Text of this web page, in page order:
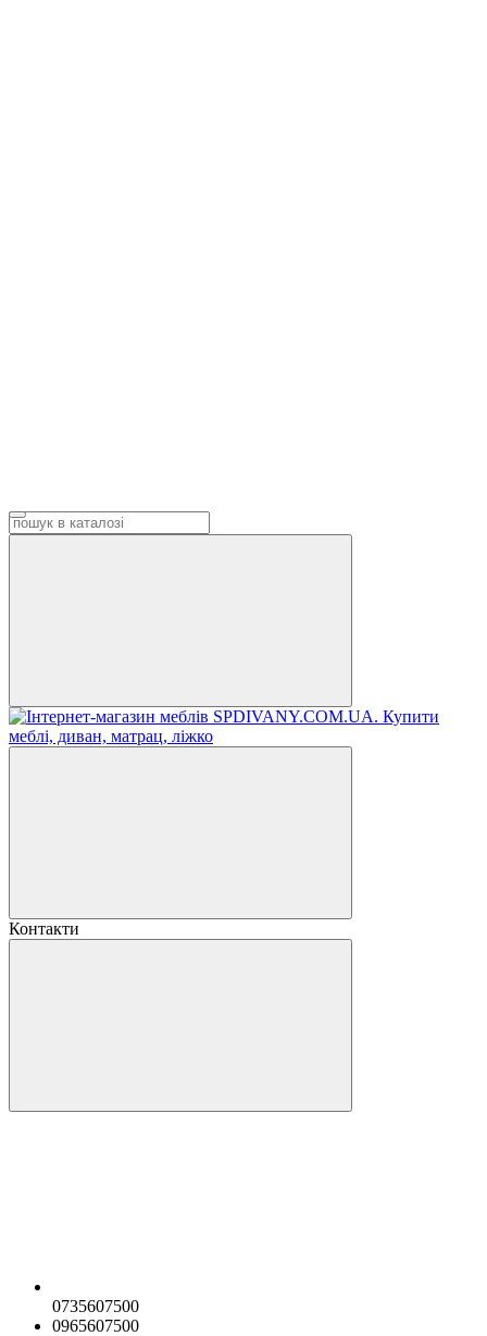
Контакти
0735607500
0965607500